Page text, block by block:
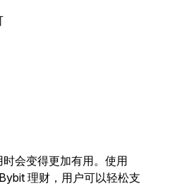
会变得更加有用。使用
理财，用户可以轻松支